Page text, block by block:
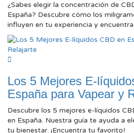
¿Sabes elegir la concentración de
España? Descubre cómo los
influyen en tu experiencia y
Los 5 Mejores E-
España para Vapear y
Descubre los 5 mejores e-líquidos
en España. Nuestra guía te ayuda a
tu bienestar. ¡Encuentra tu favorito!